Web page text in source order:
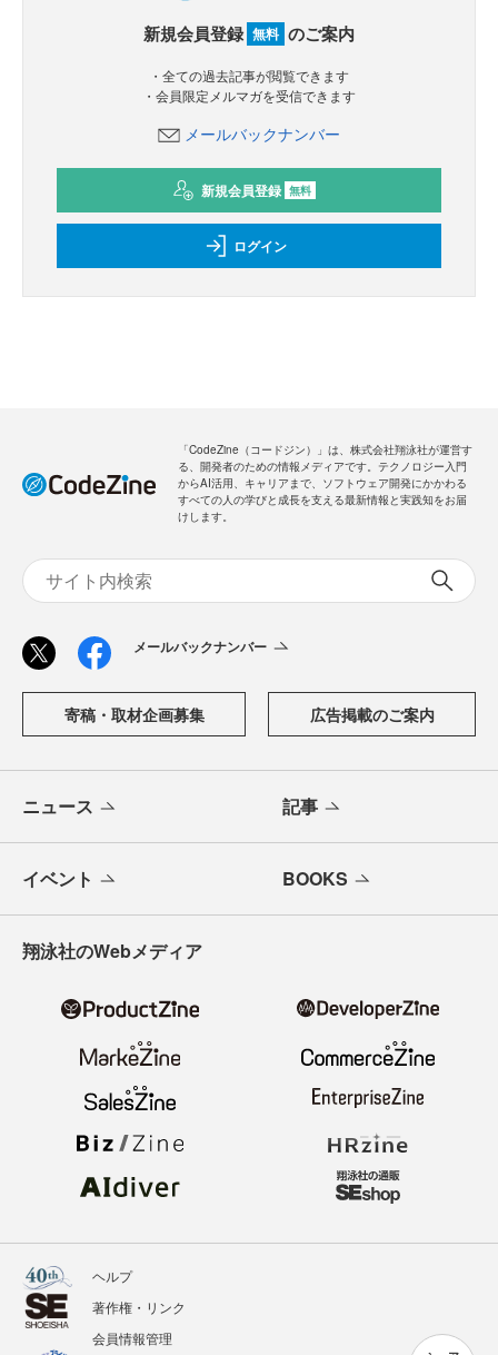
新規会員登録 無料 のご案内
・全ての過去記事が閲覧できます
・会員限定メルマガを受信できます
メールバックナンバー
新規会員登録 無料
ログイン
「CodeZine（コードジン）」は、株式会社翔泳社が運営す
る、開発者のための情報メディアです。テクノロジー入門
からAI活用、キャリアまで、ソフトウェア開発にかかわる
すべての人の学びと成長を支える最新情報と実践知をお届
けします。
メールバックナンバー
寄稿・取材企画募集 広告掲載のご案内
ニュース 記事
イベント BOOKS
翔泳社のWebメディア
ヘルプ
著作権・リンク
会員情報管理